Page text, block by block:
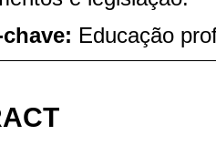
Educação